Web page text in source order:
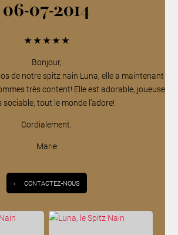
06-07-2014
★★★★★
Bonjour,
de notre spitz nain Luna, elle a maintenant
très content! Elle est adorable, joueuse
sociable, tout le monde l’adore!
Cordialement.
Marie
› CONTACTEZ-NOUS